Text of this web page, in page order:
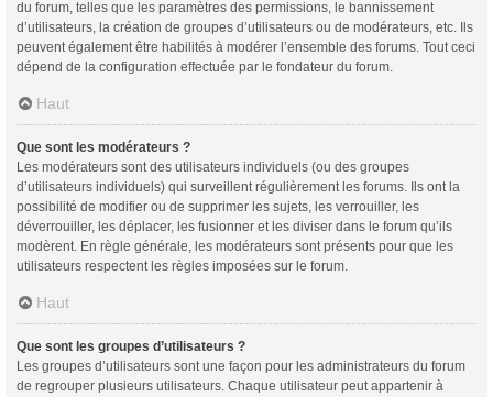
du forum, telles que les paramètres des permissions, le bannissement
d’utilisateurs, la création de groupes d’utilisateurs ou de modérateurs, etc. Ils
peuvent également être habilités à modérer l’ensemble des forums. Tout ceci
dépend de la configuration effectuée par le fondateur du forum.
Haut
Que sont les modérateurs ?
Les modérateurs sont des utilisateurs individuels (ou des groupes
d’utilisateurs individuels) qui surveillent régulièrement les forums. Ils ont la
possibilité de modifier ou de supprimer les sujets, les verrouiller, les
déverrouiller, les déplacer, les fusionner et les diviser dans le forum qu’ils
modèrent. En règle générale, les modérateurs sont présents pour que les
utilisateurs respectent les règles imposées sur le forum.
Haut
Que sont les groupes d’utilisateurs ?
Les groupes d’utilisateurs sont une façon pour les administrateurs du forum
de regrouper plusieurs utilisateurs. Chaque utilisateur peut appartenir à